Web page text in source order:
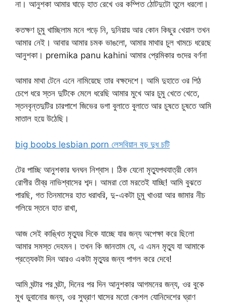
না। আনুশকা আমার ঘাড়ে হাত রেখে ওর কম্পিত ঠোটদুটো তুলে ধরলো।
কতক্ষণ চুমু খাচ্ছিলাম মনে পড়ে নি, দুনিয়ায় আর কোন কিছুর খেয়াল তখন
আমার নেই। আবার আমার চমক ভাঙলো, আমার মাথার চুল খামচে ধরেছে
আনুশকা। premika panu kahini আমার প্রেমিকার গুদের বর্ণনা
আমার মাথা টেনে এনে নামিয়েছে তার বক্ষদেশে। আমি দুহাতে ওর পিঠ
চেপে ধরে স্তন দুটিকে মেলে ধরেছি আমার মুখে আর চুমু খেতে খেতে,
স্তনবৃন্তদুটির চারপাশে জিভের ডগা বুলাতে বুলাতে আর চুষতে চুষতে আমি
মাতাল হয়ে উঠেছি।
big boobs lesbian porn লেসবিয়ান বড় দুধ চটি
টের পাচ্ছি আনুশকার ঘনঘন নিশ্বাস। ঠিক যেনো মৃত্যুপথযাত্রী কোন
রোগীর তীব্র নাভিশ্বাসের শব্দ। আমরা তো মরতেই যাচ্ছি! আমি বুঝতে
পারছি, গত তিনমাসের হাত ধরাধরি, দু-একটা চুমু খাওয়া আর জামার নীচ
গলিয়ে স্তনে হাত রাখা,
আজ সেই কাঙ্খিত মৃত্যুর দিকে যাচ্ছে যার জন্য অপেক্ষা করে ছিলো
আমার সমস্ত দেহমন। তখন কি জানতাম যে, এ এমন মৃত্যু যা আমাকে
প্রত্যেকটা দিন আরও একটা মৃত্যুর জন্য পাগল করে দেবে!
আমি ঘন্টার পর ঘন্টা, দিনের পর দিন আনুশকার আগমনের জন্য, ওর বুকে
মুখ ডুবানোর জন্য, ওর সুঘ্রাণ ঘাসের মতো কেশল যোনিদেশের ঘ্রাণ